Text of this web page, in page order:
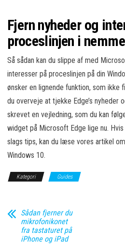
Fjern nyheder og
proceslinjen i
Så sådan kan du slippe af med
interesser på proceslinjen på din
ønsker en lignende funktion, som ikke
du overveje at tjekke Edge’s nyheder
skrevet en vejledning, som du kan
widget på Microsoft Edge lige nu.
slags tips, kan du læse vores artikel
Windows 10.
Kategori Guides
Sådan fjerner du
mikrofonikonet
fra tastaturet på
iPhone og iPad